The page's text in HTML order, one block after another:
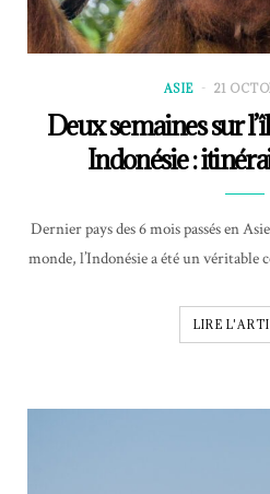
ASIE 21
Deux semaines sur
Indonésie :
Dernier pays des 6 mois passés en
monde, l’Indonésie a été un véritable
LIRE